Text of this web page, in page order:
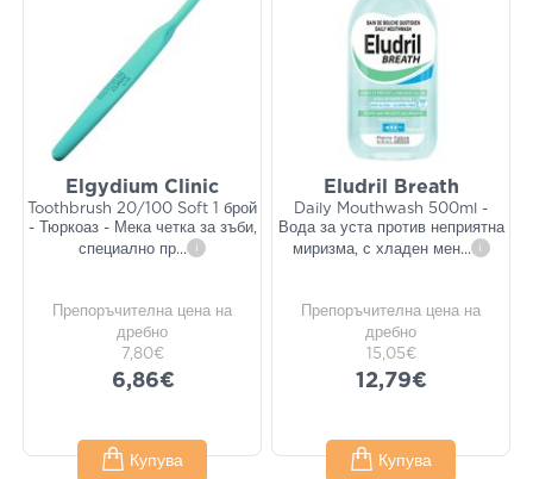
Elgydium Clinic
Toothbrush 20/100 Soft 1 брой
- Тюркоаз - Мека четка за зъби,
специално пр... i
Препоръчителна цена на
дребно
7,80€
6,86€
Купува
Eludril Breath
Daily Mouthwash 500ml -
Вода за уста против неприятна
миризма, с хладен мен... i
Препоръчителна цена на
дребно
15,05€
12,79€
Купува